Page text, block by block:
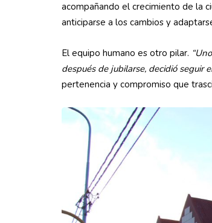
acompañando el crecimiento de la
anticiparse a los cambios y
El equipo humano es otro pilar.
después de jubilarse, decidió seguir
pertenencia y compromiso que